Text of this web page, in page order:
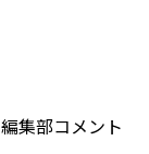
編集部コメント